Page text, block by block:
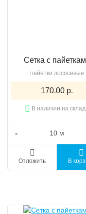
Сетка с
пайетки лососевые
170.00 р.
В наличии на
-
Отложить В